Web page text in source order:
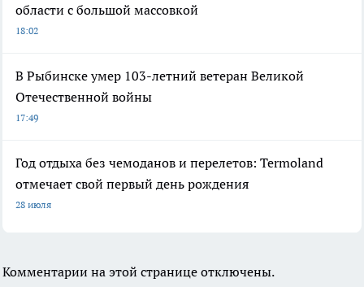
области с большой массовкой
18:02
В Рыбинске умер 103-летний ветеран Великой
Отечественной войны
17:49
Год отдыха без чемоданов и перелетов: Termoland
отмечает свой первый день рождения
28 июля
Комментарии на этой странице отключены.